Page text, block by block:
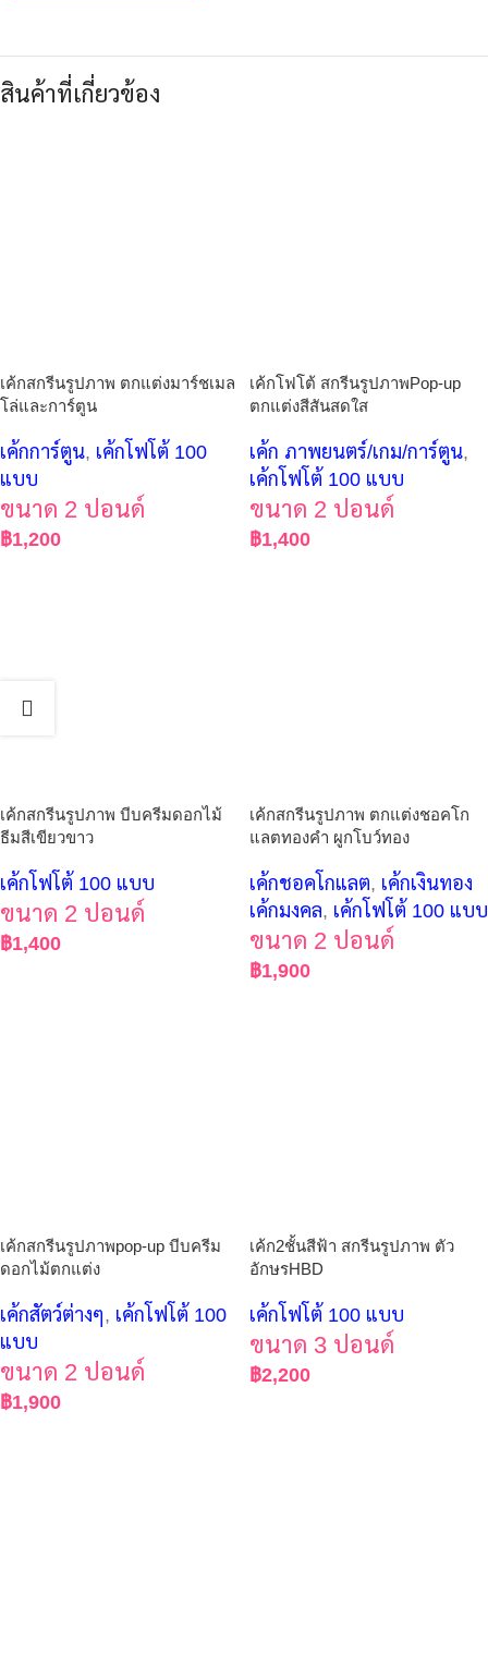
สินค้าที่เกี่ยวข้อง
เค้กสกรีนรูปภาพ ตกแต่งมาร์ชเมล
โล่และการ์ตูน
เค้กการ์ตูน, เค้กโฟโต้ 100
แบบ
ขนาด 2 ปอนด์
฿1,200
เค้กโฟโต้ สกรีนรูปภาพPop-up
ตกแต่งสีสันสดใส
เค้ก ภาพยนตร์/เกม/การ์ตูน,
เค้กโฟโต้ 100 แบบ
ขนาด 2 ปอนด์
฿1,400
เค้กสกรีนรูปภาพ บีบครีมดอกไม้
ธีมสีเขียวขาว
เค้กโฟโต้ 100 แบบ
ขนาด 2 ปอนด์
฿1,400
เค้กสกรีนรูปภาพ ตกแต่งชอคโก
แลตทองคำ ผูกโบว์ทอง
เค้กชอคโกแลต, เค้กเงินทอง
เค้กมงคล, เค้กโฟโต้ 100 แบบ
ขนาด 2 ปอนด์
฿1,900
เค้กสกรีนรูปภาพpop-up บีบครีม
ดอกไม้ตกแต่ง
เค้กสัตว์ต่างๆ, เค้กโฟโต้ 100
แบบ
ขนาด 2 ปอนด์
฿1,900
เค้ก2ชั้นสีฟ้า สกรีนรูปภาพ ตัว
อักษรHBD
เค้กโฟโต้ 100 แบบ
ขนาด 3 ปอนด์
฿2,200